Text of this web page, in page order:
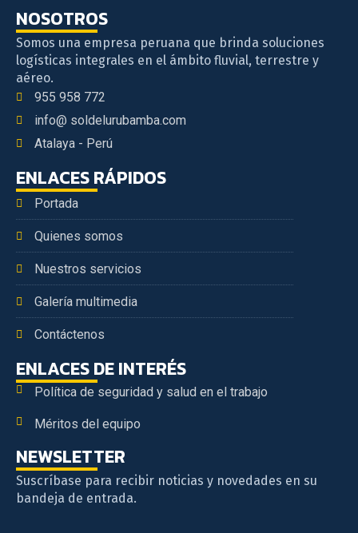
NOSOTROS
Somos una empresa peruana que brinda soluciones
logísticas integrales en el ámbito fluvial, terrestre y
aéreo.
955 958 772
info@ soldelurubamba.com
Atalaya - Perú
ENLACES RÁPIDOS
Portada
Quienes somos
Nuestros servicios
Galería multimedia
Contáctenos
ENLACES DE INTERÉS
Política de seguridad y salud en el trabajo
Méritos del equipo
NEWSLETTER
Suscríbase para recibir noticias y novedades en su
bandeja de entrada.